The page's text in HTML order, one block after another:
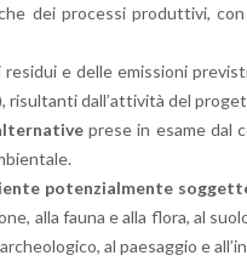
dei pro­ces­si pro­dut­ti­vi,
e delle emis­sio­ni
ri­sul­tan­ti dal­l’at­ti­vi­tà del
prese in esame dal
po­ten­zial­men­te
alla fauna e alla flora, al
al pae­sag­gio e